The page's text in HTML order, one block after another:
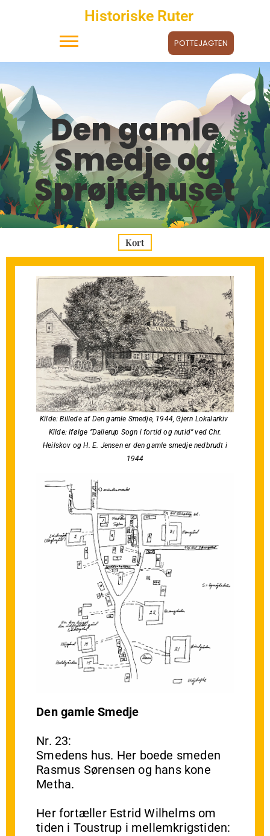
Historiske Ruter
POTTEJAGTEN
Den gamle
Smedje og
Sprøjtehuset
Kort
Kilde: Billede af Den gamle Smedje, 1944, Gjern Lokalarkiv
Kilde: Ifølge ”Dallerup Sogn i fortid og nutid” ved Chr.
Heilskov og H. E. Jensen er den gamle smedje nedbrudt i
1944
Den gamle Smedje
Nr. 23:
Smedens hus. Her boede smeden
Rasmus Sørensen og hans kone
Metha.
Her fortæller Estrid Wilhelms om
tiden i Toustrup i mellemkrigstiden: